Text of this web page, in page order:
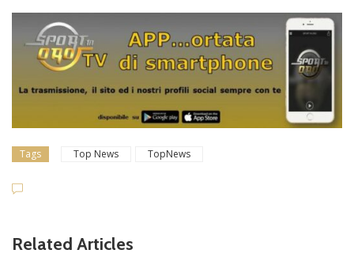
Tags Top News TopNews
Related Articles